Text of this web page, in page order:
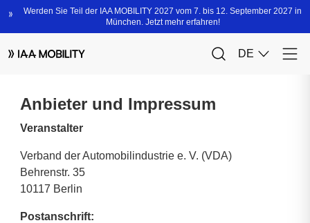
Anbieter und Impressum
Veranstalter
Verband der Automobilindustrie e. V. (VDA)
Behrenstr. 35
10117 Berlin
Postanschrift: